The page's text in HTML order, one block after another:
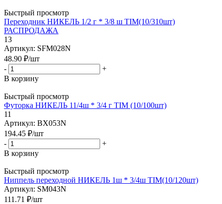
Быстрый просмотр
Переходник НИКЕЛЬ 1/2 г * 3/8 ш TIM(10/310шт)
РАСПРОДАЖА
13
Артикул: SFM028N
48.90 ₽/шт
-
+
В корзину
Быстрый просмотр
Футорка НИКЕЛЬ 11/4ш * 3/4 г TIM (10/100шт)
11
Артикул: BX053N
194.45 ₽/шт
-
+
В корзину
Быстрый просмотр
Ниппель переходной НИКЕЛЬ 1ш * 3/4ш TIM(10/120шт)
Артикул: SM043N
111.71 ₽/шт